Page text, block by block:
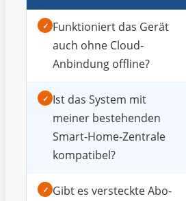
✓ Funktioniert das Gerät
auch ohne Cloud-
Anbindung offline?
✓ Ist das System mit
meiner bestehenden
Smart-Home-Zentrale
kompatibel?
✓ Gibt es versteckte Abo-